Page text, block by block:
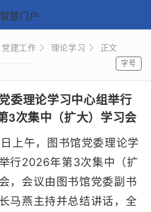
智慧门户
党建工作 理论学习 正文
字号
委理论学习中心组举行
3次集中（扩大）学习会
上午，图书馆党委理论学
行2026年第3次集中（扩
，会议由图书馆党委副书
马燕主持并总结讲话，全